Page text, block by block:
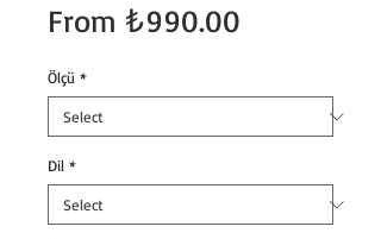
From ₺990.00
Ölçü *
Dil *